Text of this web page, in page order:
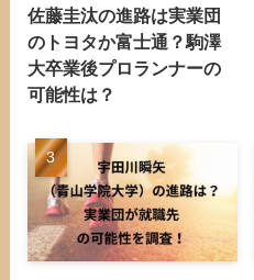
佐藤圭汰の進路は実業団
のトヨタか富士通？駒澤
大卒業後プロランナーの
可能性は？